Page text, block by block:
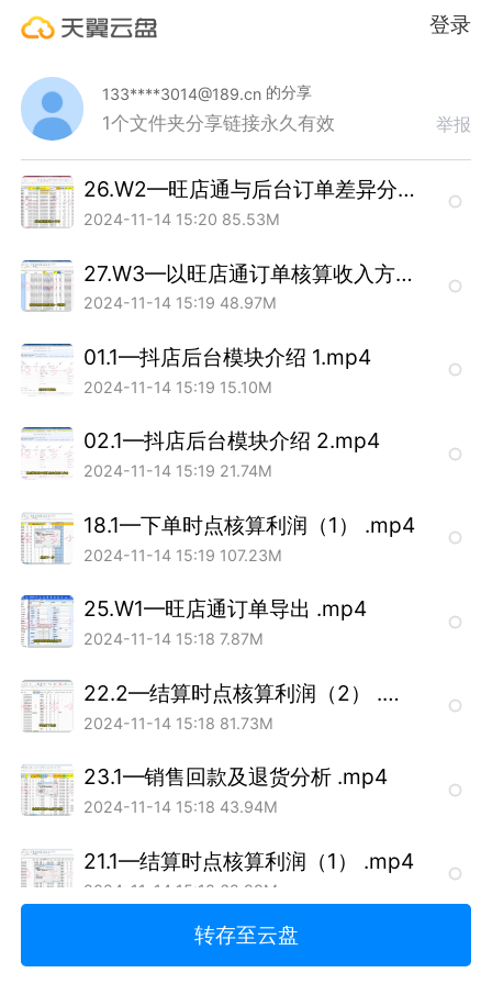
登录
133****3014@189.cn 的分享
1个文件夹分享链接永久有效 举报
26.W2—旺店通与后台订单差异分析 .mp4
2024-11-14 15:20 85.53M
27.W3—以旺店通订单核算收入方法 .mp4
2024-11-14 15:19 48.97M
01.1—抖店后台模块介绍 1.mp4
2024-11-14 15:19 15.10M
02.1—抖店后台模块介绍 2.mp4
2024-11-14 15:19 21.74M
18.1—下单时点核算利润（1） .mp4
2024-11-14 15:19 107.23M
25.W1—旺店通订单导出 .mp4
2024-11-14 15:18 7.87M
22.2—结算时点核算利润（2） .mp4
2024-11-14 15:18 81.73M
23.1—销售回款及退货分析 .mp4
2024-11-14 15:18 43.94M
21.1—结算时点核算利润（1） .mp4
2024-11-14 15:18 62.99M
24.2—单品签收及退货率 .mp4
转存至云盘